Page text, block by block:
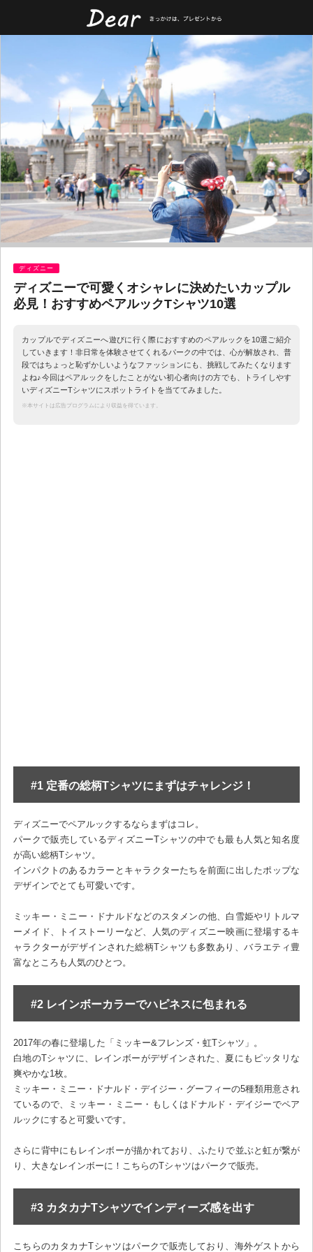
ディズニー
ディズニーで可愛くオシャレに決めたいカップル
必見！おすすめペアルックTシャツ10選
カップルでディズニーへ遊びに行く際におすすめのペアルックを10選ご紹介
していきます！非日常を体験させてくれるパークの中では、心が解放され、普
段ではちょっと恥ずかしいようなファッションにも、挑戦してみたくなります
よね♪今回はペアルックをしたことがない初心者向けの方でも、トライしやす
いディズニーTシャツにスポットライトを当ててみました。
※本サイトは広告プログラムにより収益を得ています。
#1 定番の総柄Tシャツにまずはチャレンジ！
ディズニーでペアルックするならまずはコレ。
パークで販売しているディズニーTシャツの中でも最も人気と知名度
が高い総柄Tシャツ。
インパクトのあるカラーとキャラクターたちを前面に出したポップな
デザインでとても可愛いです。
ミッキー・ミニー・ドナルドなどのスタメンの他、白雪姫やリトルマ
ーメイド、トイストーリーなど、人気のディズニー映画に登場するキ
ャラクターがデザインされた総柄Tシャツも多数あり、バラエティ豊
富なところも人気のひとつ。
#2 レインボーカラーでハピネスに包まれる
2017年の春に登場した「ミッキー&フレンズ・虹Tシャツ」。
白地のTシャツに、レインボーがデザインされた、夏にもピッタリな
爽やかな1枚。
ミッキー・ミニー・ドナルド・デイジー・グーフィーの5種類用意され
ているので、ミッキー・ミニー・もしくはドナルド・デイジーでペア
ルックにすると可愛いです。
さらに背中にもレインボーが描かれており、ふたりで並ぶと虹が繋が
り、大きなレインボーに！こちらのTシャツはパークで販売。
#3 カタカナTシャツでインディーズ感を出す
こちらのカタカナTシャツはパークで販売しており、海外ゲストから